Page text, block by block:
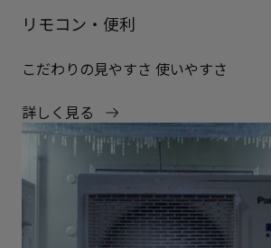
リモコン・便利
こだわりの見やすさ 使いやすさ
詳しく見る